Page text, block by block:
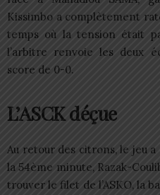
Kissimbo a complètement
temps où la tension était
l’arbitre renvoie les deux
score de 0-0.
L’ASCK déçue
Au retour des citrons, le jeu a
la 54ème minute, Razak-
trouver le filet de l’ASKO, la